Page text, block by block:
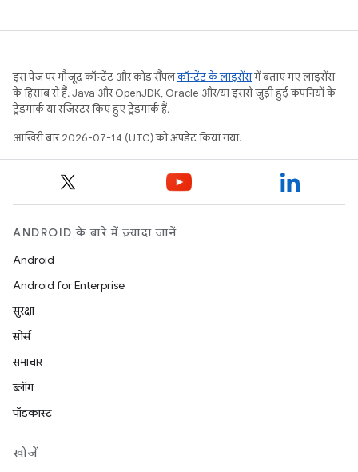
इस पेज पर मौजूद कॉन्टेंट और कोड सैंपलकॉन्टेंट के लाइसेंसमें बताए गए लाइसेंस
के हिसाब से हैं. Java और OpenJDK, Oracle और/या इससे जुड़ी हुई कंपनियों के
ट्रेडमार्क या रजिस्टर किए हुए ट्रेडमार्क हैं.
आखिरी बार 2026-07-14 (UTC) को अपडेट किया गया.
ANDROID के बारे में ज़्यादा जानें
Android
Android for Enterprise
सुरक्षा
सोर्स
समाचार
ब्लॉग
पॉडकास्ट
खोजें